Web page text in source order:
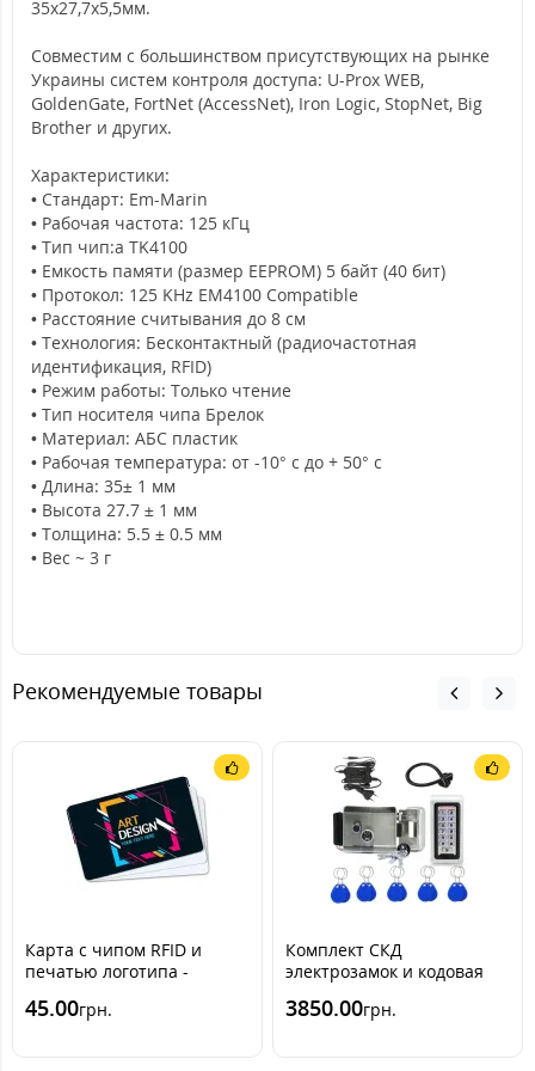
35х27,7х5,5мм.
Совместим с большинством присутствующих на рынке
Украины систем контроля доступа: U-Prox WEB,
GoldenGate, FortNet (AccessNet), Iron Logic, StopNet, Big
Brother и других.
Характеристики:
• Стандарт: Em-Marin
• Рабочая частота: 125 кГц
• Тип чип:а TK4100
• Емкость памяти (размер EEPROM) 5 байт (40 бит)
• Протокол: 125 KHz EM4100 Compatible
• Расстояние считывания до 8 см
• Технология: Бесконтактный (радиочастотная
идентификация, RFID)
• Режим работы: Только чтение
• Тип носителя чипа Брелок
• Материал: АБС пластик
• Рабочая температура: от -10° с до + 50° с
• Длина: 35± 1 мм
• Высота 27.7 ± 1 мм
• Толщина: 5.5 ± 0.5 мм
• Вес ~ 3 г
Рекомендуемые товары
Карта с чипом RFID и
печатью логотипа -
компании (EM-marine)
45.00грн.
Комплект СКД
электрозамок и кодовая
ключами (IP67 для улицы)
3850.00грн.